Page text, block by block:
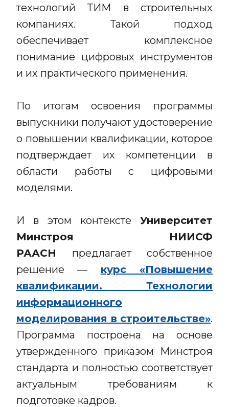
технологий ТИМ в строительных
компаниях. Такой подход
обеспечивает комплексное
понимание цифровых инструментов
и их практического применения.
По итогам освоения программы
выпускники получают удостоверение
о повышении квалификации, которое
подтверждает их компетенции в
области работы с цифровыми
моделями.
И в этом контексте Университет
Минстроя НИИСФ
РААСН предлагает собственное
решение — курс «Повышение
квалификации. Технологии
информационного
моделирования в строительстве».
Программа построена на основе
утвержденного приказом Минстроя
стандарта и полностью соответствует
актуальным требованиям к
подготовке кадров.